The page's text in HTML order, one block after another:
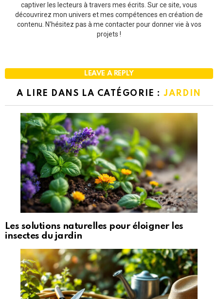
captiver les lecteurs à travers mes écrits. Sur ce site, vous
découvrirez mon univers et mes compétences en création de
contenu. N'hésitez pas à me contacter pour donner vie à vos
projets !
LEAVE A REPLY
A LIRE DANS LA CATÉGORIE :JARDIN
Les solutions naturelles pour éloigner les
insectes du jardin